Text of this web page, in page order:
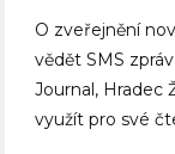
O zveřejnění
vědět SMS
Journal, Hradec
využít pro své